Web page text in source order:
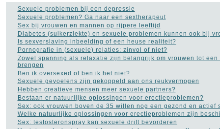
Borstkanker
Botox(5)
Cholesterol(22)
Chronisch
vermoeidheidssyndroom
CVS(10)
Constipatie(30)
Darmkanker(35)
Depressie
Diabetes(51)
Dieet(302)
Drugs(82)
Dyslexie(20)
Epilepsie(33)
Fibromyalgie(73)
Gezond leven(14)
Sexuele problemen bij een depressie
Sexuele problemen? Ga naar een sextherapeut
Sex bij vrouwen en mannen op rijpere leeftijd
Diabetes (suikerziekte) en sexuele problemen kunnen ook bij
Is sexverslaving inbeelding of een heuse realiteit?
Pornografie in (sexuele) relaties: zinvol of niet?
Zowel spanning als relaxatie zijn belangrijk om vrouwen tot een
brengen
Ben ik oversexed of ben ik het niet?
Sexuele gevoelens zijn gekoppeld aan ons reukvermogen
Hebben creatieve mensen meer sexuele partners?
Bestaan er natuurlijke oplossingen voor erectieproblemen?
Sex: ook vrouwen boven de 35 willen nog een gezond en actief
Welke natuurlijke oplossingen voor erectieproblemen zijn
Sex: testosteronspray kan sexuele drift bevorderen